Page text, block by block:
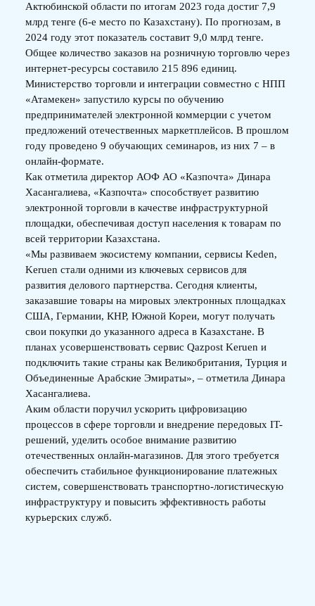
Актюбинской области по итогам 2023 года достиг 7,9
млрд тенге (6-е место по Казахстану). По прогнозам, в
2024 году этот показатель составит 9,0 млрд тенге.
Общее количество заказов на розничную торговлю через
интернет-ресурсы составило 215 896 единиц.
Министерство торговли и интеграции совместно с НПП
«Атамекен» запустило курсы по обучению
предпринимателей электронной коммерции с учетом
предложений отечественных маркетплейсов. В прошлом
году проведено 9 обучающих семинаров, из них 7 – в
онлайн-формате.
Как отметила директор АОФ АО «Казпочта» Динара
Хасангалиева, «Казпочта» способствует развитию
электронной торговли в качестве инфраструктурной
площадки, обеспечивая доступ населения к товарам по
всей территории Казахстана.
«Мы развиваем экосистему компании, сервисы Keden,
Keruen стали одними из ключевых сервисов для
развития делового партнерства. Сегодня клиенты,
заказавшие товары на мировых электронных площадках
США, Германии, КНР, Южной Кореи, могут получать
свои покупки до указанного адреса в Казахстане. В
планах усовершенствовать сервис Qazpost Keruen и
подключить такие страны как Великобритания, Турция и
Объединенные Арабские Эмираты», – отметила Динара
Хасангалиева.
Аким области поручил ускорить цифровизацию
процессов в сфере торговли и внедрение передовых IT-
решений, уделить особое внимание развитию
отечественных онлайн-магазинов. Для этого требуется
обеспечить стабильное функционирование платежных
систем, совершенствовать транспортно-логистическую
инфраструктуру и повысить эффективность работы
курьерских служб.